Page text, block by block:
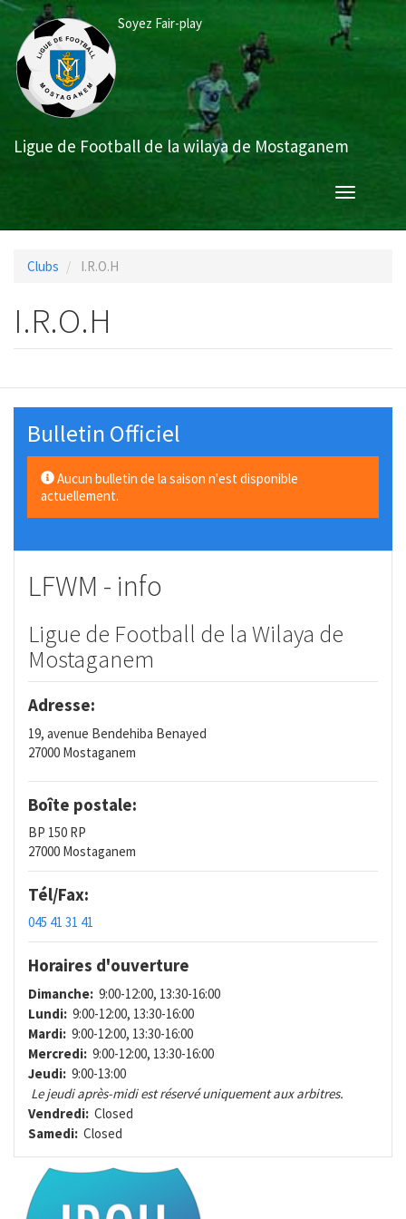
Aller
contenu
principal
Ligue de Football de la wilaya de Mostaganem
Soyez Fair-play
Toggle
Clubs I.R.O.H
I.R.O.H
Bulletin Officiel
Aucun bulletin de la saison n'est disponible
actuellement.
LFWM - info
Ligue de Football de la Wilaya de
Mostaganem
Adresse:
19, avenue Bendehiba Benayed
27000 Mostaganem
Boîte postale:
BP 150 RP
27000 Mostaganem
Tél/Fax:
045 41 31 41
Horaires d'ouverture
Dimanche: 9:00-12:00, 13:30-16:00
Lundi: 9:00-12:00, 13:30-16:00
Mardi: 9:00-12:00, 13:30-16:00
Mercredi: 9:00-12:00, 13:30-16:00
Jeudi: 9:00-13:00
Le jeudi après-midi est réservé uniquement aux arbitres.
Vendredi: Closed
Samedi: Closed